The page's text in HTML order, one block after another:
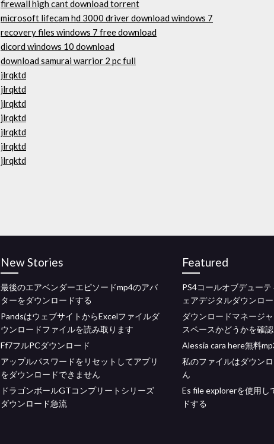
firewall high cant download torrent
microsoft lifecam hd 3000 driver download windows 7
recovery files windows 7 free download
dicord windows 10 download
download samurai warrior 2 pc full
jlrqktd
jlrqktd
jlrqktd
jlrqktd
jlrqktd
jlrqktd
jlrqktd
New Stories
最後のエアベンダーエピソードmp4のアバ
ターをダウンロードする
PandsはウェブサイトからExcelファイルダ
ウンロードファイルを読み取ります
Ff7フルPCダウンロード
アップルパスワードをリセットしてアプリ
をダウンロードできません
ドラゴンボールGTコンプリートシリーズ
ダウンロード急流
Featured
PS4コールオブデュー
ェアデジタルダウンロ
ダウンロードマネージ
スペースかどうかを確
Alessia cara here無料
私のファイルはダウン
ん
Es file explorerを使用し
ドする